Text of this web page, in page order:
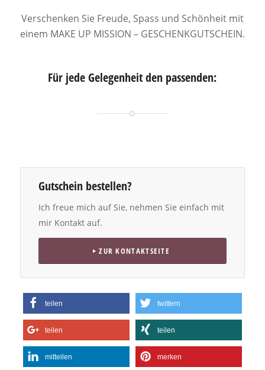
Verschenken Sie Freude, Spass und Schönheit mit
einem MAKE UP MISSION – GESCHENKGUTSCHEIN.
Für jede Gelegenheit den passenden:
Gutschein bestellen?
Ich freue mich auf Sie, nehmen Sie einfach mit
mir Kontakt auf.
ZUR KONTAKTSEITE
teilen twittern
teilen teilen
mitteilen merken